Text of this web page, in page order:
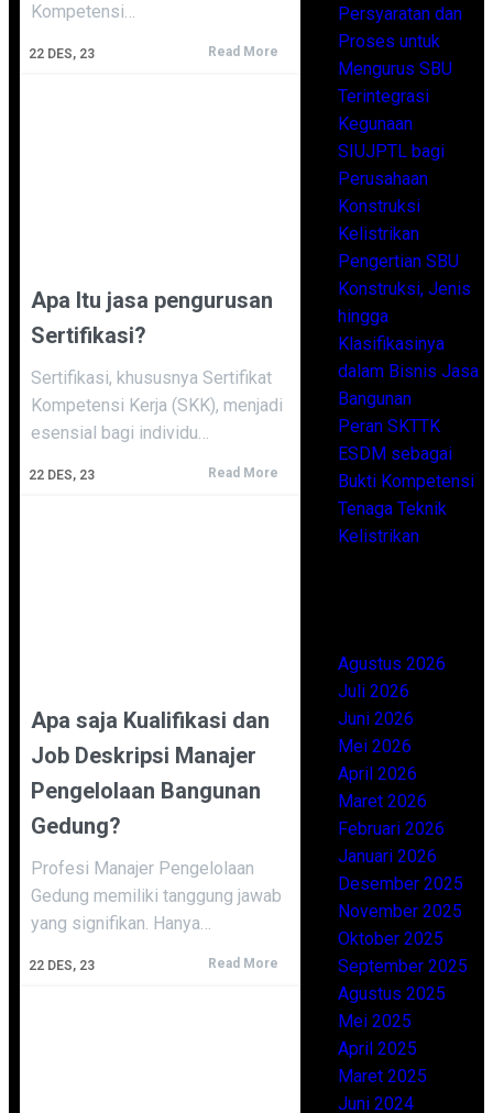
22 DES, 23
Kompetensi…
Read More
Apa Itu jasa pengurusan
Sertifikasi?
22 DES, 23
Sertifikasi, khususnya Sertifikat
Kompetensi Kerja (SKK), menjadi
esensial bagi individu…
Read More
Apa saja Kualifikasi dan
Job Deskripsi Manajer
Pengelolaan Bangunan
Gedung?
22 DES, 23
Profesi Manajer Pengelolaan
Gedung memiliki tanggung jawab
yang signifikan. Hanya…
Read More
Persyaratan dan
Proses untuk
Mengurus SBU
Terintegrasi
Kegunaan
SIUJPTL bagi
Perusahaan
Konstruksi
Kelistrikan
Pengertian SBU
Konstruksi, Jenis
hingga
Klasifikasinya
dalam Bisnis Jasa
Bangunan
Peran SKTTK
ESDM sebagai
Bukti Kompetensi
Tenaga Teknik
Kelistrikan
Agustus 2026
Juli 2026
Juni 2026
Mei 2026
April 2026
Maret 2026
Februari 2026
Januari 2026
Desember 2025
November 2025
Oktober 2025
September 2025
Agustus 2025
Mei 2025
April 2025
Maret 2025
Juni 2024